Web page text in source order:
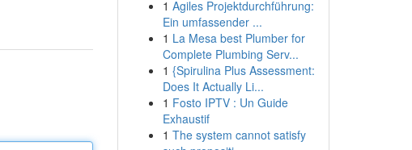
1 Agiles Projektdurchführung:
Ein umfassender ...
1 La Mesa best Plumber for
Complete Plumbing Serv...
1 {Spirulina Plus Assessment:
Does It Actually Li...
1 Fosto IPTV : Un Guide
Exhaustif
1 The system cannot satisfy